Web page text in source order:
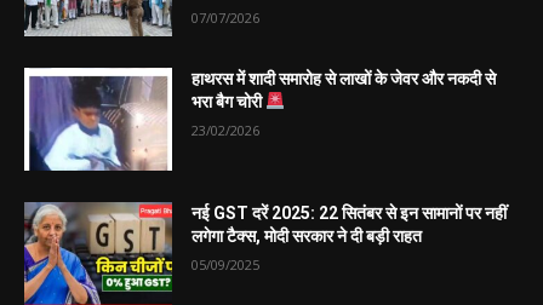
07/07/2026
हाथरस में शादी समारोह से लाखों के जेवर और नकदी से
भरा बैग चोरी
23/02/2026
नई GST दरें 2025: 22 सितंबर से इन सामानों पर नहीं
लगेगा टैक्स, मोदी सरकार ने दी बड़ी राहत
05/09/2025